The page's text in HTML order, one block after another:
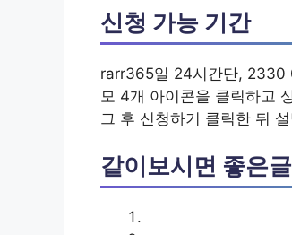
신청 가능 기간
rarr365일 24시간단, 2330
모 4개 아이콘을 클릭하고
그 후 신청하기 클릭한 뒤
같이보시면 좋은글